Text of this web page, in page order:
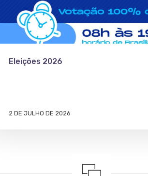
Eleições 2026
2 DE JULHO DE 2026